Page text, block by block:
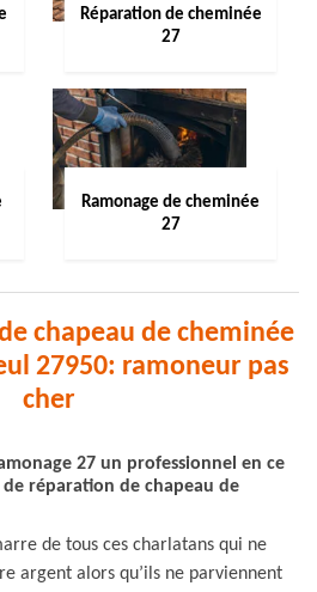
Réparation de cheminée
27
Ramonage de cheminée
27
chapeau de cheminée
27950: ramoneur pas
cher
27 un professionnel en ce
réparation de chapeau de
de tous ces charlatans qui ne
argent alors qu’ils ne parviennent